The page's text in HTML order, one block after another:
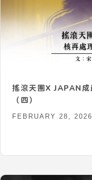
搖滾天團X JAPAN
（四）
FEBRUARY 28, 2026